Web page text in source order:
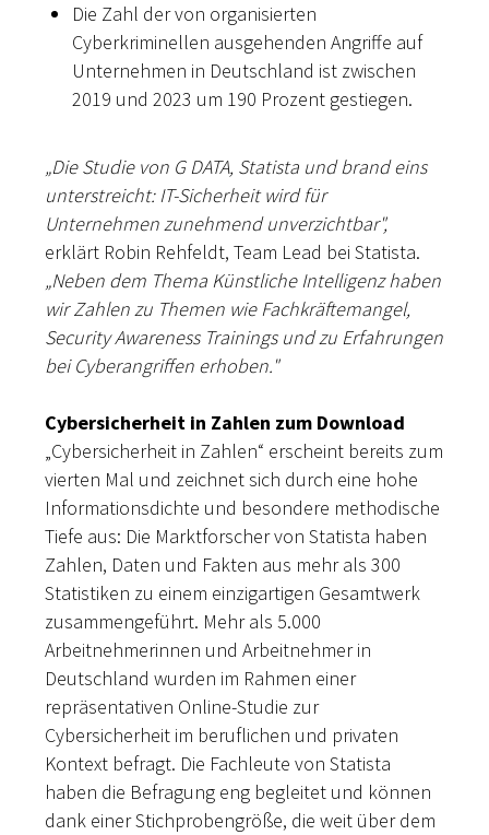
Die Zahl der von organisierten
Cyberkriminellen ausgehenden Angriffe auf
Unternehmen in Deutschland ist zwischen
2019 und 2023 um 190 Prozent gestiegen.
„Die Studie von G DATA, Statista und brand eins
unterstreicht: IT-Sicherheit wird für
Unternehmen zunehmend unverzichtbar",
erklärt Robin Rehfeldt, Team Lead bei Statista.
„Neben dem Thema Künstliche Intelligenz haben
wir Zahlen zu Themen wie Fachkräftemangel,
Security Awareness Trainings und zu Erfahrungen
bei Cyberangriffen erhoben."
Cybersicherheit in Zahlen zum Download
„Cybersicherheit in Zahlen“ erscheint bereits zum
vierten Mal und zeichnet sich durch eine hohe
Informationsdichte und besondere methodische
Tiefe aus: Die Marktforscher von Statista haben
Zahlen, Daten und Fakten aus mehr als 300
Statistiken zu einem einzigartigen Gesamtwerk
zusammengeführt. Mehr als 5.000
Arbeitnehmerinnen und Arbeitnehmer in
Deutschland wurden im Rahmen einer
repräsentativen Online-Studie zur
Cybersicherheit im beruflichen und privaten
Kontext befragt. Die Fachleute von Statista
haben die Befragung eng begleitet und können
dank einer Stichprobengröße, die weit über dem